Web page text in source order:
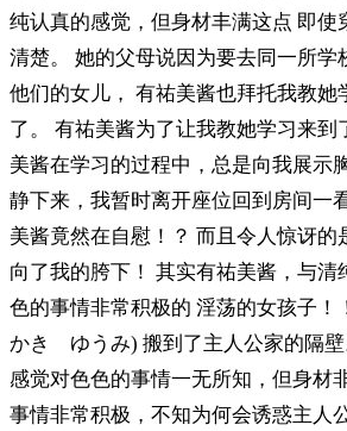
纯认真的感觉，但身材丰满这点 即使
清楚。 她的父母说因为要去同一所学
他们的女儿， 有祐美酱也拜托我教她
了。 有祐美酱为了让我教她学习来到
美酱在学习的过程中，总是向我展示
静下来，我暂时离开座位回到房间
美酱竟然在自慰！？ 而且令人惊讶的
向了我的胯下！ 其实有祐美酱，与清
色的事情非常积极的 淫荡的女孩子
かき ゆうみ) 搬到了主人公家的隔壁
感觉对色色的事情一无所知，但身材
事情非常积极，不知为何会诱惑主人